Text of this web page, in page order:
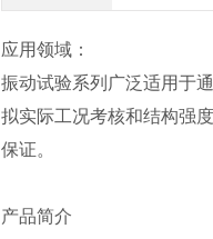
应用领域：
振动试验系列广泛适用于
拟实际工况考核和结构强
保证。
产品简介